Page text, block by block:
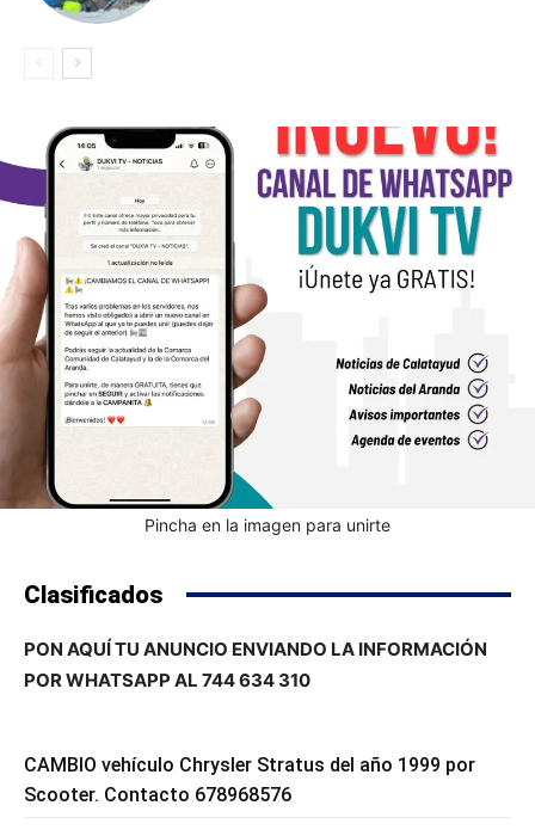
Pincha en la imagen para unirte
Clasificados
PON AQUÍ TU ANUNCIO ENVIANDO LA INFORMACIÓN
POR WHATSAPP AL 744 634 310
CAMBIO vehículo Chrysler Stratus del año 1999 por
Scooter. Contacto 678968576